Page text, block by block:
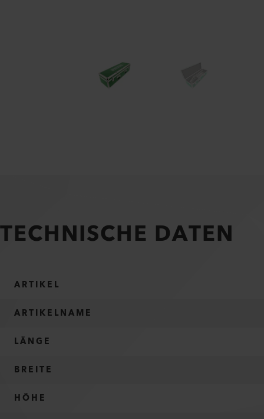
TECHNISCHE DATEN
ARTIKEL
ARTIKELNAME
LÄNGE
BREITE
HÖHE